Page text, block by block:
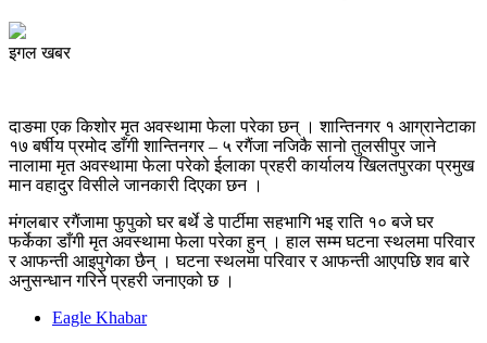
इगल खबर
दाङमा एक किशोर मृत अवस्थामा फेला परेका छन् । शान्तिनगर १ आग्रानेटाका
१७ बर्षीय प्रमोद डाँगी शान्तिनगर – ५ रगैंजा नजिकै सानो तुलसीपुर जाने
नालामा मृत अवस्थामा फेला परेको ईलाका प्रहरी कार्यालय खिलतपुरका प्रमुख
मान वहादुर विसीले जानकारी दिएका छन ।
मंगलबार रगैंजामा फुपुको घर बर्थे डे पार्टीमा सहभागि भइ राति १० बजे घर
फर्केका डाँगी मृत अवस्थामा फेला परेका हुन् । हाल सम्म घटना स्थलमा परिवार
र आफन्ती आइपुगेका छैन् । घटना स्थलमा परिवार र आफन्ती आएपछि शव बारे
अनुसन्धान गरिने प्रहरी जनाएको छ ।
Eagle Khabar